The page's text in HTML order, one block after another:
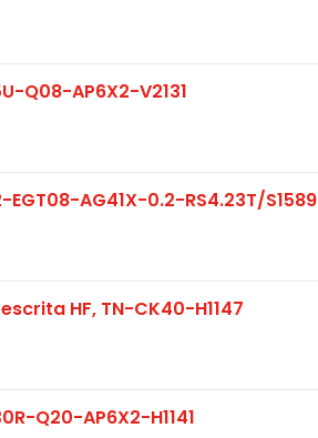
Q08-AP6X2-V2131
AG41X-0.2-RS4.23T/S1589
HF, TN-CK40-H1147
Q20-AP6X2-H1141